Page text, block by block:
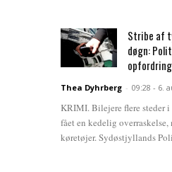
Stribe af
døgn:
opfordring
Thea Dyhrberg - 09:28 - 6.
KRIMI. Bilejere flere steder
fået en kedelig
køretøjer. Sydøstjyllands